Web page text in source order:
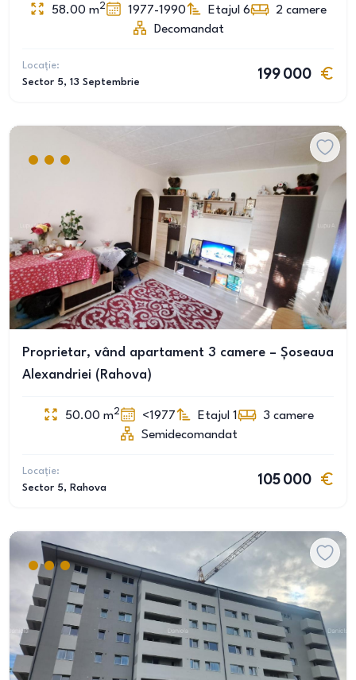
58.00 m2 1977-1990 Etajul 6 2 camere
Decomandat
Locație:
Sector 5, 13 Septembrie
199 000
Proprietar, vând apartament 3 camere – Șoseaua
Alexandriei (Rahova)
50.00 m2 <1977 Etajul 1 3 camere
Semidecomandat
Locație:
Sector 5, Rahova
105 000